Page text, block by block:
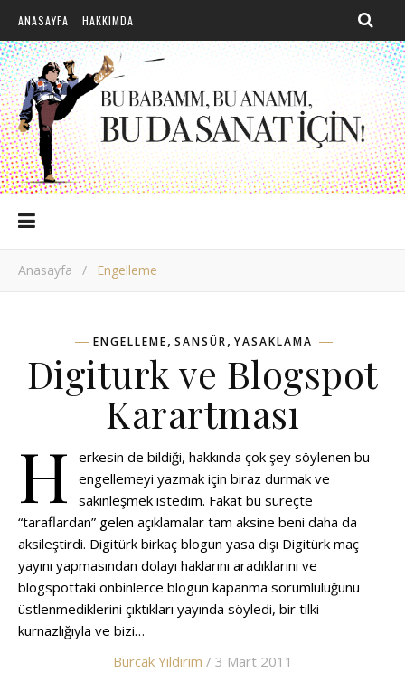
ANASAYFA HAKKIMDA
Anasayfa / Engelleme
ENGELLEME, SANSÜR, YASAKLAMA
Digiturk ve Blogspot
Karartması
H
erkesin de bildiği, hakkında çok şey söylenen bu
engellemeyi yazmak için biraz durmak ve
sakinleşmek istedim. Fakat bu süreçte
“taraflardan” gelen açıklamalar tam aksine beni daha da
aksileştirdi. Digitürk birkaç blogun yasa dışı Digitürk maç
yayını yapmasından dolayı haklarını aradıklarını ve
blogspottaki onbinlerce blogun kapanma sorumluluğunu
üstlenmediklerini çıktıkları yayında söyledi, bir tilki
kurnazlığıyla ve bizi…
Burcak Yildirim / 3 Mart 2011